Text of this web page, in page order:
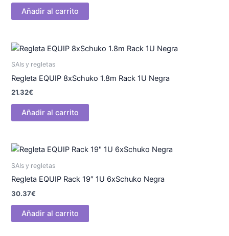
Añadir al carrito
SAIs y regletas
Regleta EQUIP 8xSchuko 1.8m Rack 1U Negra
21.32€
Añadir al carrito
SAIs y regletas
Regleta EQUIP Rack 19″ 1U 6xSchuko Negra
30.37€
Añadir al carrito